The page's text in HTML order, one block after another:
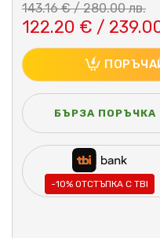
122.20 € /
143.16 € / 280.00 лв.
БЪРЗА ПОРЪЧКА
-10% ОТСТЪПКА С TBI